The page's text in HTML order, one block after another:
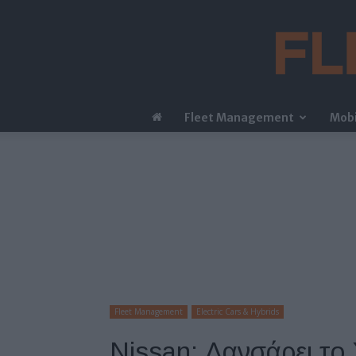
Fleet Management
Fleet Management Electric Cars & Hybrids